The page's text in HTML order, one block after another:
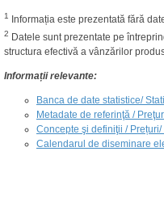
1 Informația este prezentată fără
2 Datele sunt prezentate pe
structura efectivă a vânzărilor
Informații relevante:
Banca de date statistice/
Metadate de referinţă /
Concepte şi definiţii /
Calendarul de diseminare